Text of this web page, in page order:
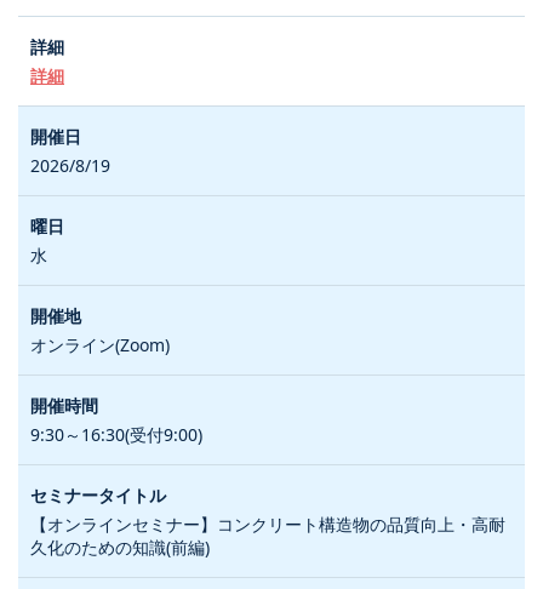
詳細
2026/8/19
水
オンライン(Zoom)
9:30～16:30(受付9:00)
【オンラインセミナー】コンクリート構造物の品質向上・高耐
久化のための知識(前編)